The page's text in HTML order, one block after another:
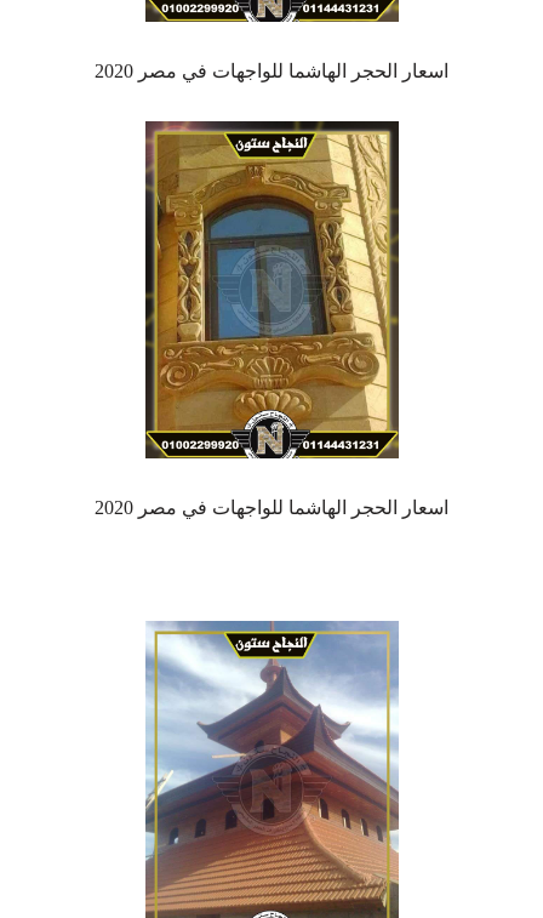
اسعار الحجر الهاشما للواجهات في مصر 2020
اسعار الحجر الهاشما للواجهات في مصر 2020